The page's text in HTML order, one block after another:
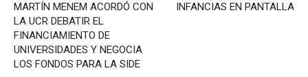
MARTÍN MENEM ACORDÓ CON
LA UCR DEBATIR EL
FINANCIAMIENTO DE
UNIVERSIDADES Y NEGOCIA
LOS FONDOS PARA LA SIDE
INFANCIAS EN PANTALLA